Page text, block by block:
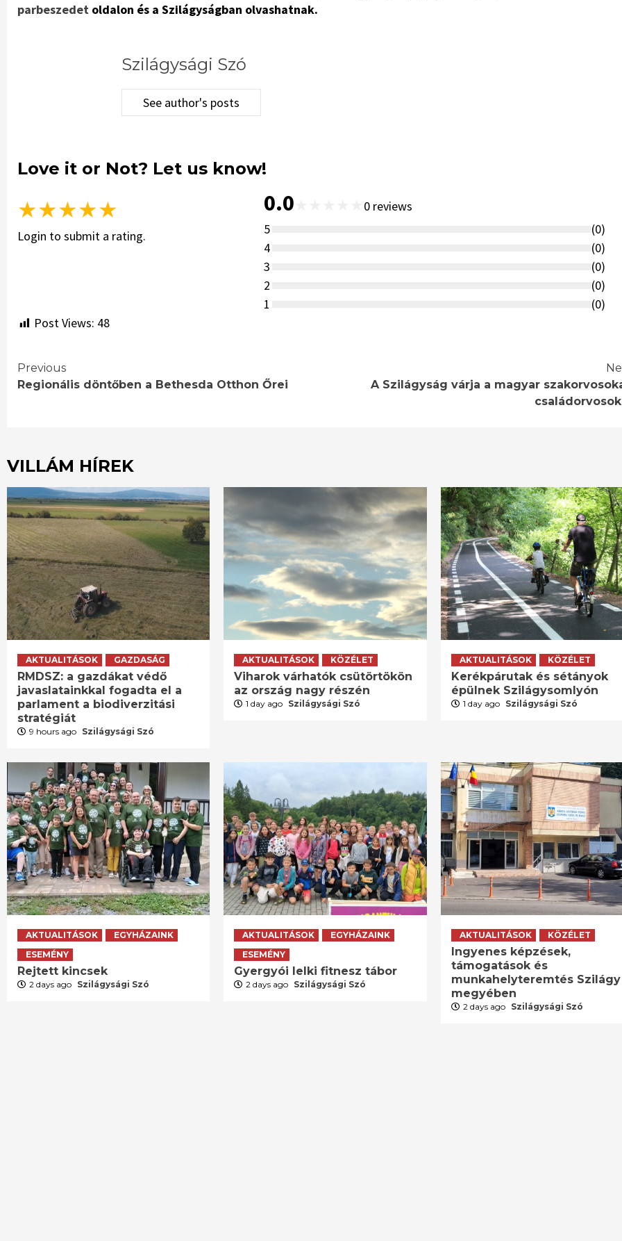
parbeszedet oldalon és a Szilágyságban olvashatnak.
Szilágysági Szó
See author's posts
Love it or Not? Let us know!
★★★★★
Login to submit a rating.
0.0 0 reviews
5
(0)
4
(0)
3
(0)
2
(0)
1
(0)
Post Views: 48
Continue
Previous
Regionális döntőben a Bethesda Otthon Őrei
A Szilágyság várja a magyar
VILLÁM HÍREK
AKTUALITÁSOK GAZDASÁG
RMDSZ: a gazdákat védő
javaslatainkkal fogadta el a
parlament a biodiverzitási
stratégiát
9 hours ago Szilágysági Szó
AKTUALITÁSOK KÖZÉLET
Viharok várhatók csütörtökön
az ország nagy részén
1 day ago Szilágysági Szó
AKTUALITÁSOK KÖZÉLET
Kerékpárutak és sétányok
épülnek Szilágysomlyón
1 day ago Szilágysági Szó
AKTUALITÁSOK
EGYHÁZAINK
ESEMÉNY
Rejtett kincsek
2 days ago Szilágysági Szó
AKTUALITÁSOK
EGYHÁZAINK
ESEMÉNY
Gyergyói lelki fitnesz tábor
2 days ago Szilágysági Szó
AKTUALITÁSOK KÖZÉLET
Ingyenes képzések,
támogatások és
munkahelyteremtés Szilágy
megyében
2 days ago Szilágysági Szó